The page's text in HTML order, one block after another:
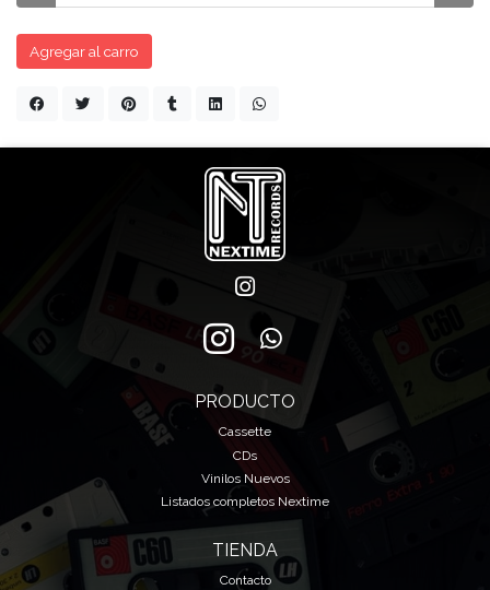
Agregar al carro
PRODUCTO
Cassette
CDs
Vinilos Nuevos
Listados completos Nextime
TIENDA
Contacto